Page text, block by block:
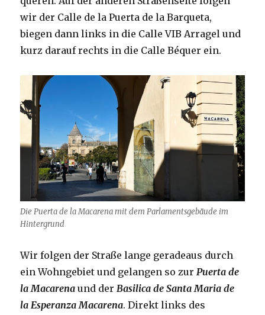
wir der Calle de la Puerta de la Barqueta,
biegen dann links in die Calle VIB Arragel und
kurz darauf rechts in die Calle Béquer ein.
Die Puerta de la Macarena mit dem Parlamentsgebäude im
Hintergrund
Wir folgen der Straße lange geradeaus durch
ein Wohngebiet und gelangen so zurPuerta de
la Macarena und derBasilica de Santa Maria de
la Esperanza Macarena. Direkt links des